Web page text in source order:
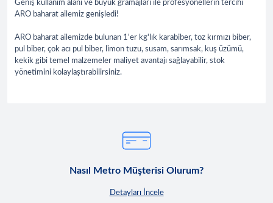
Geniş kullanım alanı ve büyük gramajları ile profesyonellerin tercihi
ARO baharat ailemiz genişledi!
ARO baharat ailemizde bulunan 1'er kg'lık karabiber, toz kırmızı biber,
pul biber, çok acı pul biber, limon tuzu, susam, sarımsak, kuş üzümü,
kekik gibi temel malzemeler maliyet avantajı sağlayabilir, stok
yönetimini kolaylaştırabilirsiniz.
Nasıl Metro Müşterisi Olurum?
Detayları İncele